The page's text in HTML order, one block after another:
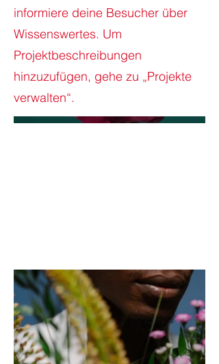
informiere deine Besucher über
Wissenswertes. Um
Projektbeschreibungen
hinzuzufügen, gehe zu „Projekte
verwalten“.